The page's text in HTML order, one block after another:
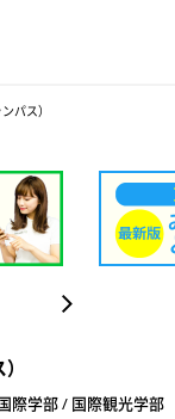
パス）
際学部 / 国際観光学部